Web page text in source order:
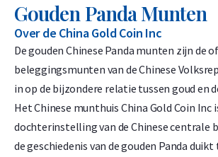
Gouden Panda Munten
Over de China Gold Coin Inc
De gouden Chinese Panda munten zijn de
beleggingsmunten van de Chinese
in op de bijzondere relatie tussen goud en
Het Chinese munthuis China Gold Coin Inc
dochterinstelling van de Chinese centrale
de geschiedenis van de gouden Panda